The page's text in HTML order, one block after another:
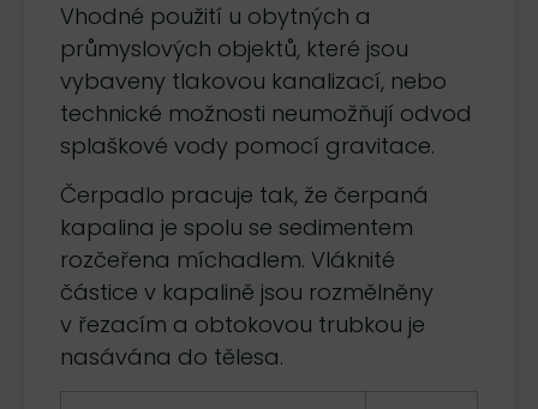
Vhodné použití u obytných a
průmyslových objektů, které jsou
vybaveny tlakovou kanalizací, nebo
technické možnosti neumožňují odvod
splaškové vody pomocí gravitace.
Čerpadlo pracuje tak, že čerpaná
kapalina je spolu se sedimentem
rozčeřena míchadlem. Vláknité
částice v kapalině jsou rozmělněny
v řezacím a obtokovou trubkou je
nasávána do tělesa.